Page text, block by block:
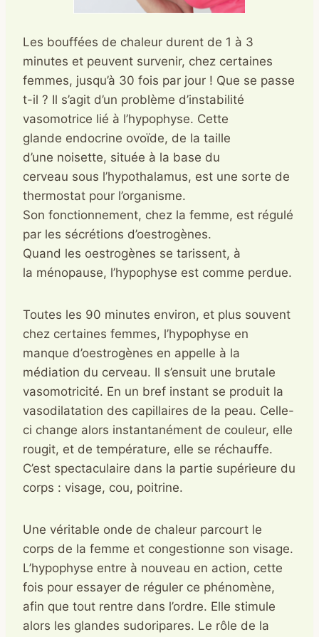
Les bouffées de chaleur durent de 1 à 3
minutes et peuvent survenir, chez certaines
femmes, jusqu’à 30 fois par jour ! Que se passe
t-il ? Il s’agit d’un problème d’instabilité
vasomotrice lié à l’hypophyse. Cette
glande endocrine ovoïde, de la taille
d’une noisette, située à la base du
cerveau sous l’hypothalamus, est une sorte de
thermostat pour l’organisme.
Son fonctionnement, chez la femme, est régulé
par les sécrétions d’oestrogènes.
Quand les oestrogènes se tarissent, à
la ménopause, l’hypophyse est comme perdue.
Toutes les 90 minutes environ, et plus souvent
chez certaines femmes, l’hypophyse en
manque d’oestrogènes en appelle à la
médiation du cerveau. Il s’ensuit une brutale
vasomotricité. En un bref instant se produit la
vasodilatation des capillaires de la peau. Celle-
ci change alors instantanément de couleur, elle
rougit, et de température, elle se réchauffe.
C’est spectaculaire dans la partie supérieure du
corps : visage, cou, poitrine.
Une véritable onde de chaleur parcourt le
corps de la femme et congestionne son visage.
L’hypophyse entre à nouveau en action, cette
fois pour essayer de réguler ce phénomène,
afin que tout rentre dans l’ordre. Elle stimule
alors les glandes sudoripares. Le rôle de la